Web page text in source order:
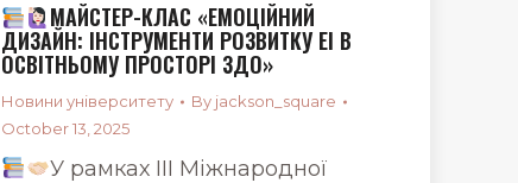
МАЙСТЕР-КЛАС «ЕМОЦІЙНИЙ
ДИЗАЙН: ІНСТРУМЕНТИ РОЗВИТКУ ЕІ В
ОСВІТНЬОМУ ПРОСТОРІ ЗДО»
Новини університету By jackson_square
October 13, 2025
У рамках ІІІ Міжнародної